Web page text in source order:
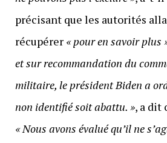
précisant que les autorités
récupérer « pour en savoir plus
et sur recommandation du
militaire, le président Biden a
non identifié soit abattu. », a dit
« Nous avons évalué qu’il ne